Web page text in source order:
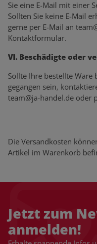
Sie eine E-Mail mit einer
Sollten Sie keine E-Mail
gerne per E-Mail an
Kontaktformular.
VI. Beschädigte oder
Sollte Ihre bestellte Ware
gegangen sein,
team@ja-handel.de oder
Die Versandkosten
Artikel im Warenkorb
Jetzt zum
anmelden!